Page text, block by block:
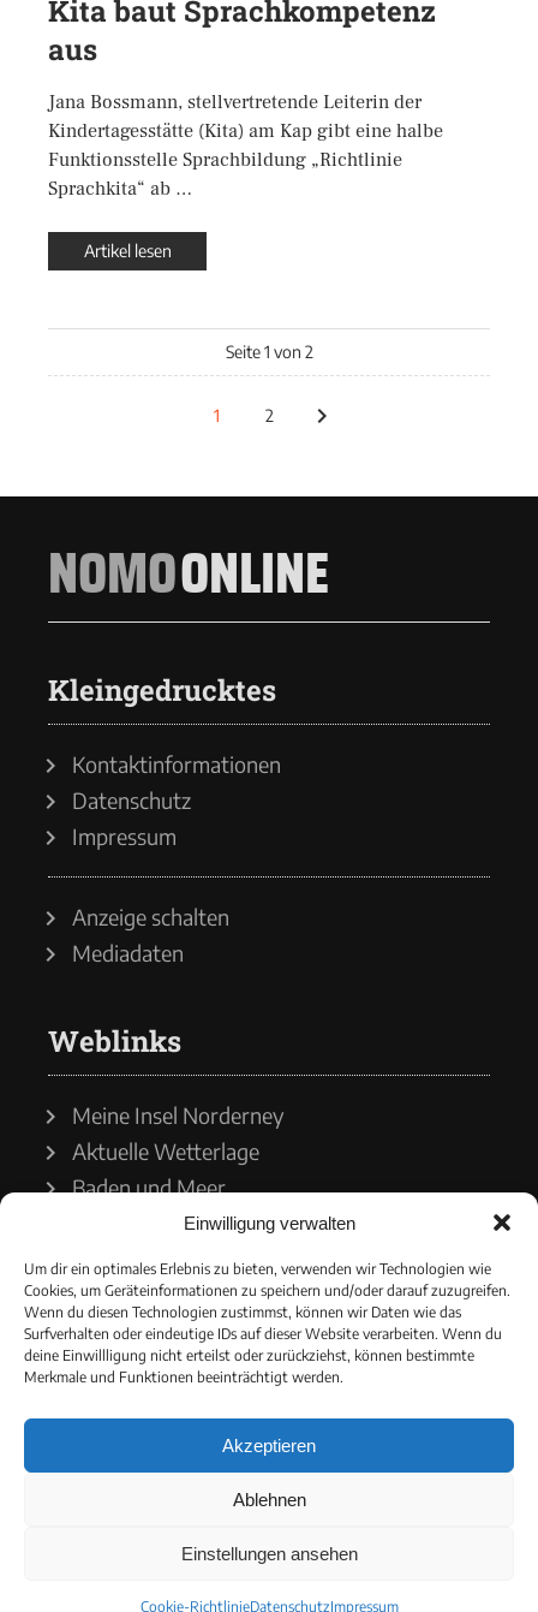
Einwilligung verwalten
Um dir ein optimales Erlebnis zu bieten, verwenden wir Technologien wie
Cookies, um Geräteinformationen zu speichern und/oder darauf zuzugreifen.
Wenn du diesen Technologien zustimmst, können wir Daten wie das
Surfverhalten oder eindeutige IDs auf dieser Website verarbeiten. Wenn du
deine Einwillligung nicht erteilst oder zurückziehst, können bestimmte
Merkmale und Funktionen beeinträchtigt werden.
Akzeptieren
Ablehnen
Einstellungen ansehen
Cookie-RichtlinieDatenschutzImpressum
Kita baut Sprachkompetenz
aus
Jana Bossmann, stellvertretende Leiterin der
Kindertagesstätte (Kita) am Kap gibt eine halbe
Funktionsstelle Sprachbildung „Richtlinie
Sprachkita“ ab …
Artikel lesen
Seite 1 von 2
1 2
NOMOONLINE
Kleingedrucktes
Kontaktinformationen
Datenschutz
Impressum
Anzeige schalten
Mediadaten
Weblinks
Meine Insel Norderney
Aktuelle Wetterlage
Baden und Meer
Wetterdienst
Wasserstände
Schiffsverkehr